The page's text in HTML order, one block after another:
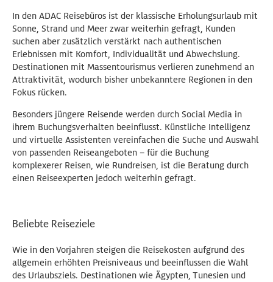
In den ADAC Reisebüros ist der klassische Erholungsurlaub mit
Sonne, Strand und Meer zwar weiterhin gefragt, Kunden
suchen aber zusätzlich verstärkt nach authentischen
Erlebnissen mit Komfort, Individualität und Abwechslung.
Destinationen mit Massentourismus verlieren zunehmend an
Attraktivität, wodurch bisher unbekanntere Regionen in den
Fokus rücken.
Besonders jüngere Reisende werden durch Social Media in
ihrem Buchungsverhalten beeinflusst. Künstliche Intelligenz
und virtuelle Assistenten vereinfachen die Suche und Auswahl
von passenden Reiseangeboten – für die Buchung
komplexerer Reisen, wie Rundreisen, ist die Beratung durch
einen Reiseexperten jedoch weiterhin gefragt.
Beliebte Reiseziele
Wie in den Vorjahren steigen die Reisekosten aufgrund des
allgemein erhöhten Preisniveaus und beeinflussen die Wahl
des Urlaubsziels. Destinationen wie Ägypten, Tunesien und